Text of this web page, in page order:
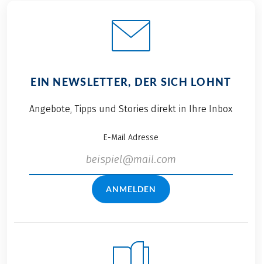
EIN NEWSLETTER, DER SICH LOHNT
Angebote, Tipps und Stories direkt in Ihre Inbox
E-Mail Adresse
ANMELDEN